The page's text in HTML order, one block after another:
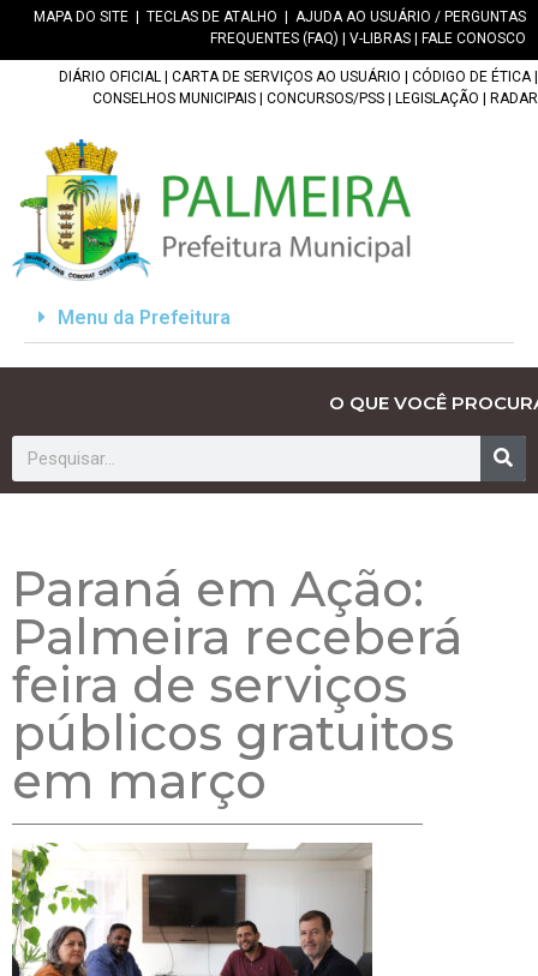
MAPA DO SITE TECLAS DE ATALHO
AJUDA AO USUÁRIO / PERGUNTAS
FREQUENTES (FAQ)
V-LIBRAS FALE CONOSCO
DIÁRIO OFICIAL CARTA DE SERVIÇOS AO USUÁRIO CÓDIGO DE ÉTICA|
CONSELHOS MUNICIPAIS
CONCURSOS/PSS LEGISLAÇÃO RADAR
Menu da Prefeitura
O QUE VOCÊ
Paraná em Ação:
Palmeira receberá
feira de serviços
públicos gratuitos
em março